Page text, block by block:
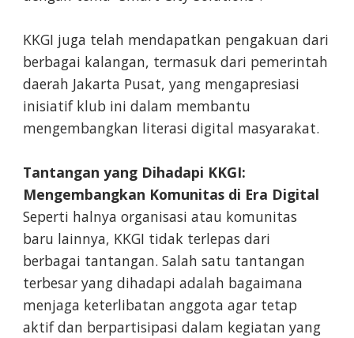
KKGI juga telah mendapatkan pengakuan dari
berbagai kalangan, termasuk dari pemerintah
daerah Jakarta Pusat, yang mengapresiasi
inisiatif klub ini dalam membantu
mengembangkan literasi digital masyarakat.
Tantangan yang Dihadapi KKGI:
Mengembangkan Komunitas di Era Digital
Seperti halnya organisasi atau komunitas
baru lainnya, KKGI tidak terlepas dari
berbagai tantangan. Salah satu tantangan
terbesar yang dihadapi adalah bagaimana
menjaga keterlibatan anggota agar tetap
aktif dan berpartisipasi dalam kegiatan yang